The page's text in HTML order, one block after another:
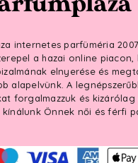
internetes parfüméria
a hazai online piacon,
elnyerése és
alapelvünk. A
forgalmazzuk és kizárólag
Önnek női és férfi